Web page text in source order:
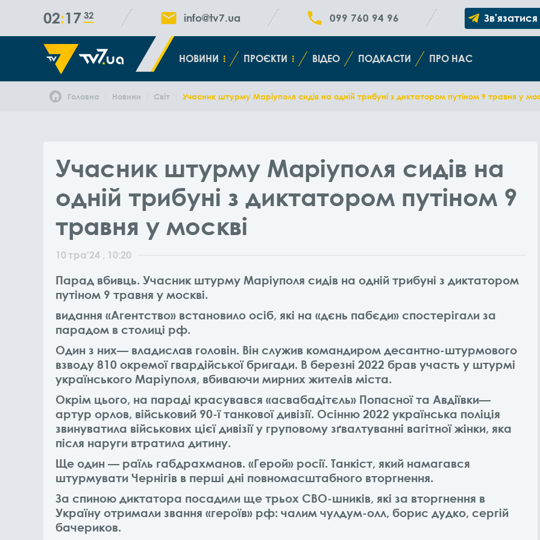
02 17 32 info@tv7.ua 099 760 94 96
НОВИНИ ПРОЄКТИ ВІДЕО ПОДКАСТИ ПРО НАС
Головна Новини Світ Учасник штурму Маріуполя сидів на одній трибуні з диктатором путіном 9 травня у
Учасник штурму Маріуполя сидів на
одній трибуні з диктатором путіном 9
травня у москві
10 тра'24 , 10:20
Парад вбивць. Учасник штурму Маріуполя сидів на одній трибуні з диктатором
путіном 9 травня у москві.
видання «Агентство» встановило осіб, які на «дєнь пабєди» спостерігали за
парадом в столиці рф.
Один з них— владислав головін. Він служив командиром десантно-штурмового
взводу 810 окремої гвардійської бригади. В березні 2022 брав участь у штурмі
українського Маріуполя, вбиваючи мирних жителів міста.
Окрім цього, на параді красувався «асвабадітєль» Попасної та Авдіївки—
артур орлов, військовий 90-ї танкової дивізії. Осінню 2022 українська поліція
звинуватила військових цієї дивізії у груповому зґвалтуванні вагітної жінки, яка
після наруги втратила дитину.
Ще один — раїль габдрахманов. «Герой» росії. Танкіст, який намагався
штурмувати Чернігів в перші дні повномасштабного вторгнення.
За спиною диктатора посадили ще трьох СВО-шників, які за вторгнення в
Україну отримали звання «героїв» рф: чалим чулдум-олл, борис дудко, сергій
бачериков.